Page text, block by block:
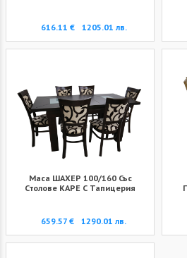
616.11 € 1205.01 лв.
Маса ШАХЕР 100/160 Със
Столове КАРЕ С Тапицерия
659.57 € 1290.01 лв.